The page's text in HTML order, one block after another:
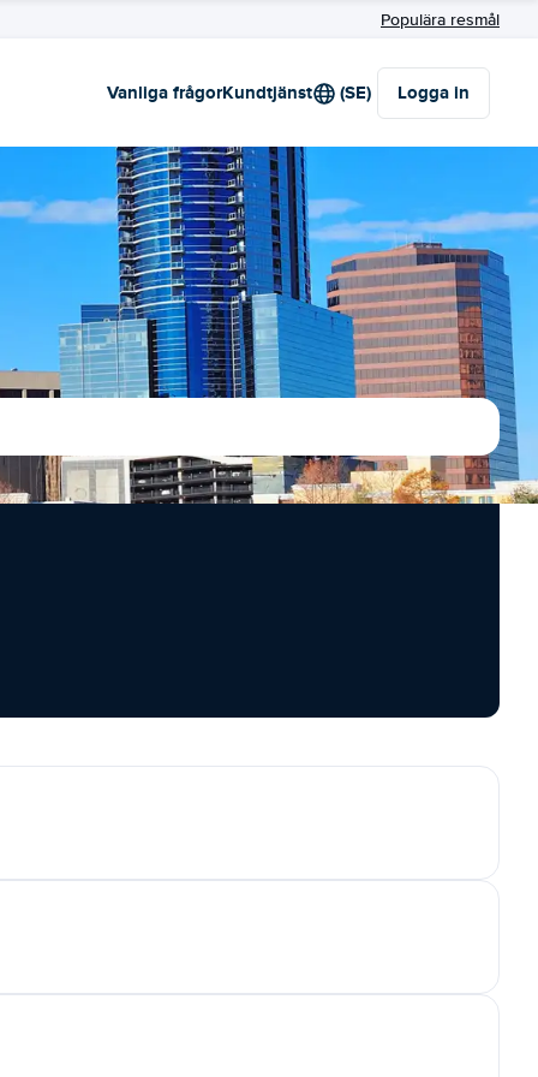
Populära resmål
Vanliga frågorKundtjänst (SE) Logga in